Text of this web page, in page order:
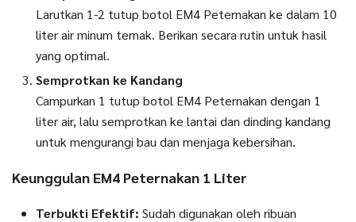
Larutkan 1-2 tutup botol EM4 Peternakan ke dalam 10
liter air minum ternak. Berikan secara rutin untuk hasil
yang optimal.
Semprotkan ke Kandang
Campurkan 1 tutup botol EM4 Peternakan dengan 1
liter air, lalu semprotkan ke lantai dan dinding kandang
untuk mengurangi bau dan menjaga kebersihan.
Keunggulan EM4 Peternakan 1 Liter
Terbukti Efektif: Sudah digunakan oleh ribuan